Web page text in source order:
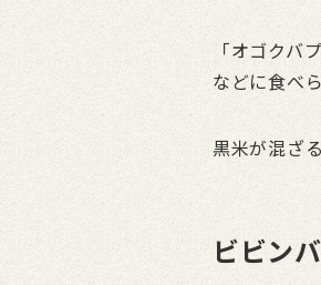
「オゴクバ
などに食べ
黒米が混ざ
ビビン